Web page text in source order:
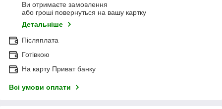
Ви отримаєте замовлення
або гроші повернуться на вашу картку
Детальніше
Післяплата
Готівкою
На карту Приват банку
Всі умови оплати